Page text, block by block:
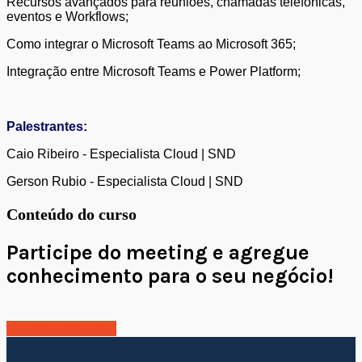
eventos e Workflows;
Como integrar o Microsoft Teams ao Microsoft 365;
Integração entre Microsoft Teams e Power Platform;
Palestrantes:
Caio Ribeiro - Especialista Cloud | SND
Gerson Rubio - Especialista Cloud | SND
Conteúdo do curso
Participe do meeting e agregue
conhecimento para o seu negócio!